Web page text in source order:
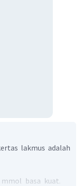
lakmus adalah
basa kuat.